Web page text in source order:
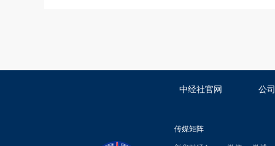
中经社官网 公
传媒矩阵